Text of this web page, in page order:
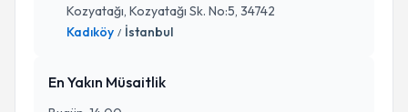
Kozyatağı, Kozyatağı Sk. No:5, 34742
Kadıköy / İstanbul
En Yakın Müsaitlik